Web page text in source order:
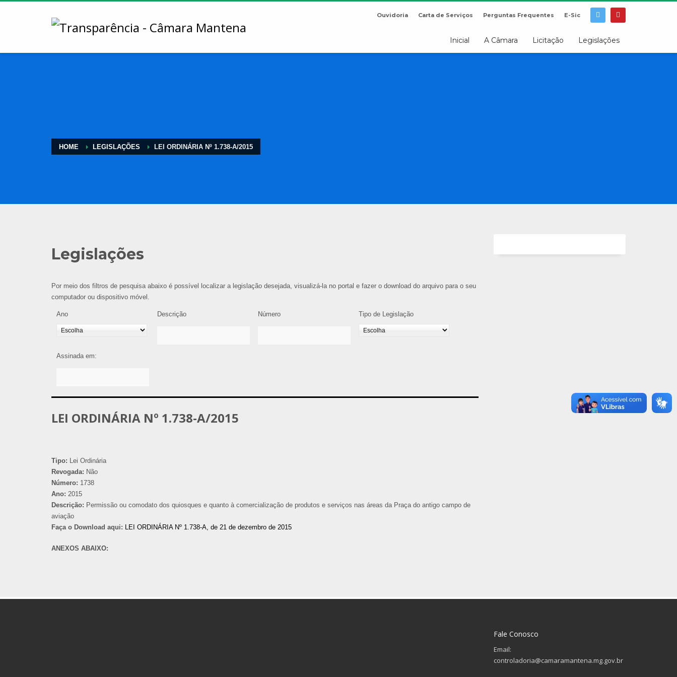
Ouvidoria Carta de Serviços Perguntas Frequentes E-Sic
Inicial A Câmara Licitação Legislações
HOME LEGISLAÇÕES LEI ORDINÁRIA Nº 1.738-A/2015
Legislações
Por meio dos filtros de pesquisa abaixo é possível localizar a legislação desejada, visualizá-la no portal e fazer o download do arquivo para o seu
computador ou dispositivo móvel.
Ano Descrição Número Tipo de Legislação
Assinada em:
LEI ORDINÁRIA Nº 1.738-A/2015
Tipo: Lei Ordinária
Revogada: Não
Número: 1738
Ano: 2015
Descrição: Permissão ou comodato dos quiosques e quanto à comercialização de produtos e serviços nas áreas da Praça do antigo campo de
aviação
Faça o Download aqui: LEI ORDINÁRIA Nº 1.738-A, de 21 de dezembro de 2015
ANEXOS ABAIXO:
Fale Conosco
Email:
controladoria@camaramantena.mg.gov.br